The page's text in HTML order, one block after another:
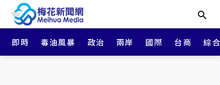
即時 毒油風暴 政治 兩岸 國際 台商 綜